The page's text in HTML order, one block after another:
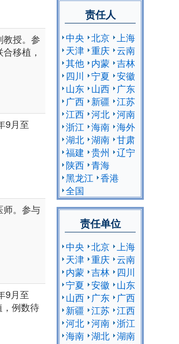
教授。参
移植，
9月至
师。参与
9月至
例数待
责任人
中央 北京
上海
天津 重庆 云南
其他 内蒙 吉林
四川
宁夏 安徽
山东 山西
广东
广西 新疆 江苏
江西 河北 河南
浙江 海南 海外
湖北 湖南 甘肃
福建 贵州
辽宁
陕西 青海
黑龙江 香港
全国
责任单位
中央 北京
上海
天津 重庆 云南
内蒙 吉林
四川
宁夏 安徽
山东
山西
广东
广西
新疆 江苏 江西
河北 河南 浙江
海南 湖北 湖南